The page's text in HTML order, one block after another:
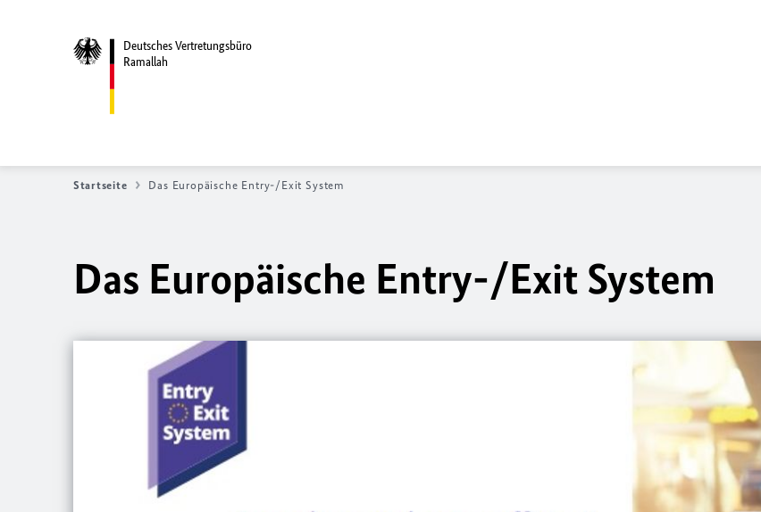
Deutsches Vertretungsbüro
Ramallah
Startseite Das Europäische Entry-/Exit System
Das Europäische Entry-/Exit System